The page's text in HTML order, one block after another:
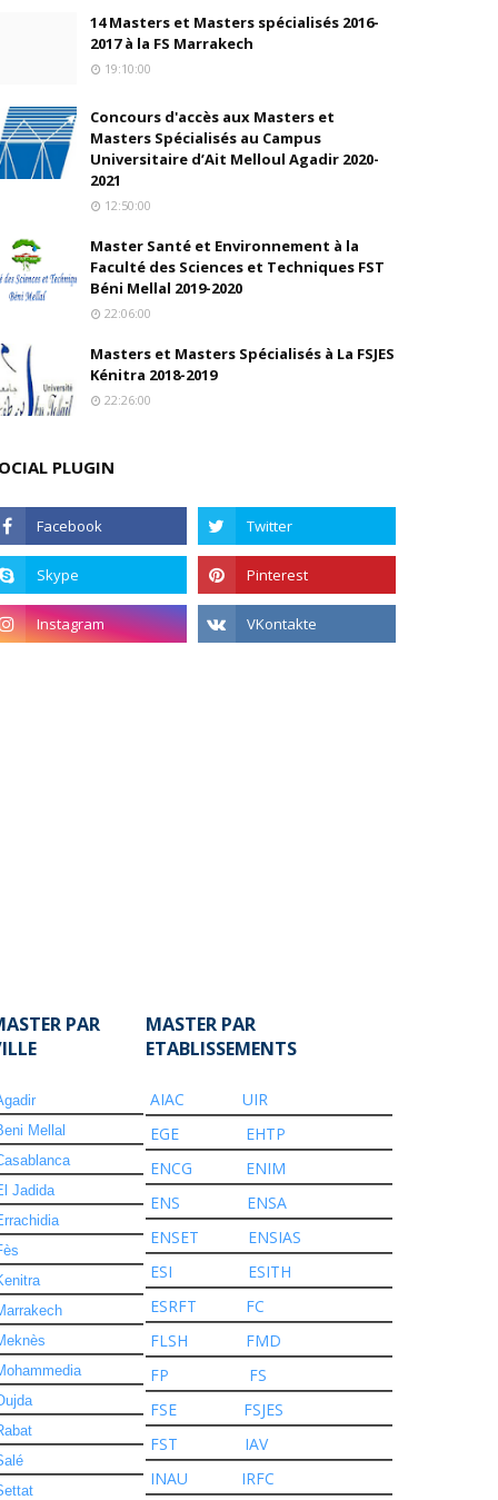
14 Masters et Masters spécialisés 2016-
2017 à la FS Marrakech
19:10:00
Concours d'accès aux Masters et
Masters Spécialisés au Campus
Universitaire d’Ait Melloul Agadir 2020-
2021
12:50:00
Master Santé et Environnement à la
Faculté des Sciences et Techniques FST
Béni Mellal 2019-2020
22:06:00
Masters et Masters Spécialisés à La FSJES
Kénitra 2018-2019
22:26:00
PLUGIN
PAR
MASTER PAR
ETABLISSEMENTS
Mellal
Jadida
AIAC
UIR
EGE
EHTP
ENCG
ENIM
ENS
ENSA
ENSET
ENSIAS
ESI
ESITH
ESRFT
FC
FLSH
FMD
FP
FS
FSE
FSJES
FST
IAV
INAU
IRFC